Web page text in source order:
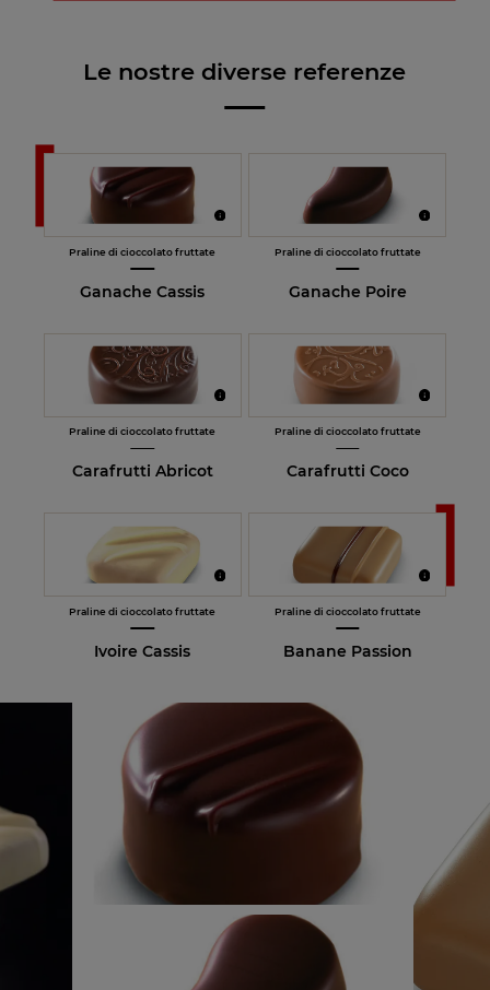
Le nostre diverse referenze
Praline di cioccolato fruttate
Ganache Cassis
Praline di cioccolato fruttate
Ganache Poire
Praline di cioccolato fruttate
Carafrutti Abricot
Praline di cioccolato fruttate
Carafrutti Coco
Praline di cioccolato fruttate
Ivoire Cassis
Praline di cioccolato fruttate
Banane Passion